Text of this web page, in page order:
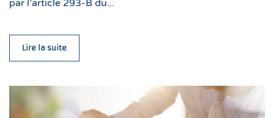
par l’article 293-B du...
Lire la suite